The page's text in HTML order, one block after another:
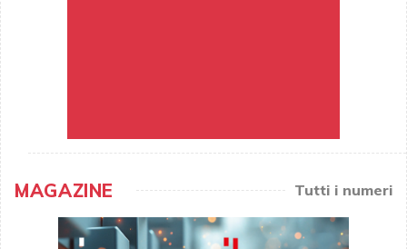
MAGAZINE Tutti i numeri